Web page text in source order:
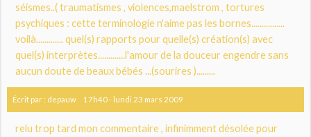
séismes..( traumatismes , violences,maelstrom , tortures
psychiques : cette terminologie n'aime pas les bornes................
voilà............. quel(s) rapports pour quelle(s) création(s) avec
quel(s) interprètes.............l'amour de la douceur engendre sans
aucun doute de beaux bébés ...(sourires ).........
Écrit par : depauw 17h40- lundi 23 mars 2009
relu trop tard mon commentaire , infinimment désolée pour